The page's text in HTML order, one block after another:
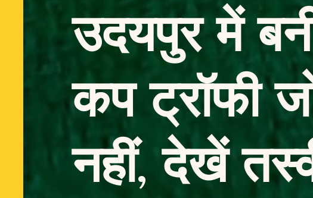
उदयपुर में
कप ट्रॉफी
नहीं, देखें